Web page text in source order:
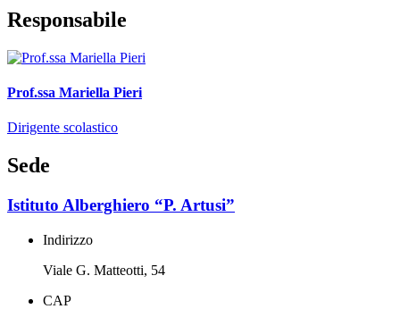
Responsabile
Prof.ssa Mariella Pieri
Dirigente scolastico
Sede
Istituto Alberghiero “P. Artusi”
Indirizzo
Viale G. Matteotti, 54
CAP